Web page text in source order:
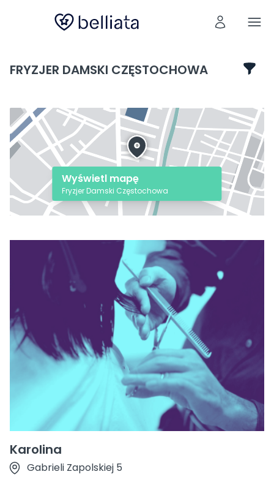
FRYZJER DAMSKI CZĘSTOCHOWA
Karolina
Gabrieli Zapolskiej 5
Wyświetl mapę
Fryzjer Damski Częstochowa